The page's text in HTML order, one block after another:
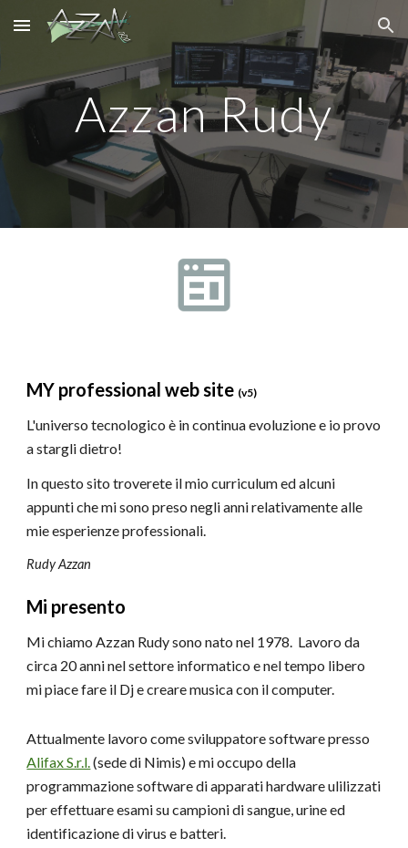
Skip to main content Skip to navigation
Azzan Rudy
MY professional web site (v5)
L'universo tecnologico è in continua evoluzione e io provo
a stargli dietro!
In questo sito troverete il mio curriculum ed alcuni
appunti che mi sono preso negli anni relativamente alle
mie esperienze professionali.
Rudy Azzan
Mi presento
Mi chiamo Azzan Rudy sono nato nel 1978. Lavoro da
circa 20 anni nel settore informatico e nel tempo libero
mi piace fare il Dj e creare musica con il computer.
Attualmente lavoro come sviluppatore software presso
Alifax S.r.l. (sede di Nimis) e mi occupo della
programmazione software di apparati hardware ulilizzati
per effettuare esami su campioni di sangue, urine ed
identificazione di virus e batteri.